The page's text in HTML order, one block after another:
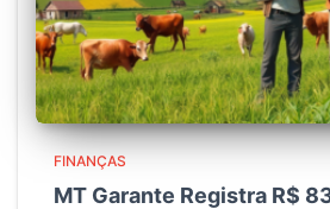
FINANÇAS
MT Garante Registra R$